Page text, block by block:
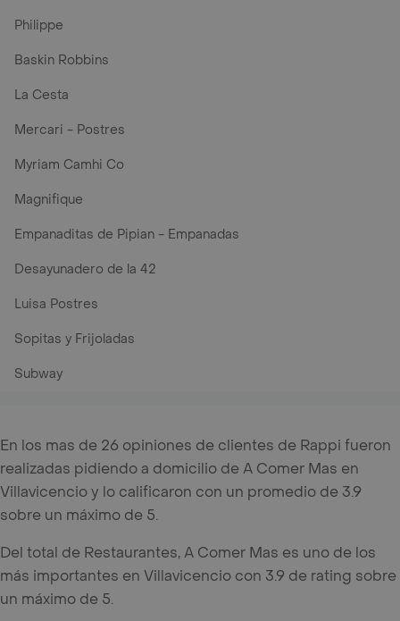
Philippe
Baskin Robbins
La Cesta
Mercari - Postres
Myriam Camhi Co
Magnifique
Empanaditas de Pipian - Empanadas
Desayunadero de la 42
Luisa Postres
Sopitas y Frijoladas
Subway
En los mas de 26 opiniones de clientes de Rappi fueron
realizadas pidiendo a domicilio de A Comer Mas en
Villavicencio y lo calificaron con un promedio de 3.9
sobre un máximo de 5.
Del total de Restaurantes, A Comer Mas es uno de los
más importantes en Villavicencio con 3.9 de rating sobre
un máximo de 5.